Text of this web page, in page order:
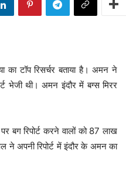
का टॉप रिसर्चर बताया है। अमन ने
भेजी थी। अमन इंदौर में बग्स मिरर
बग रिपोर्ट करने वालों को 87 लाख
ने अपनी रिपोर्ट में इंदौर के अमन का